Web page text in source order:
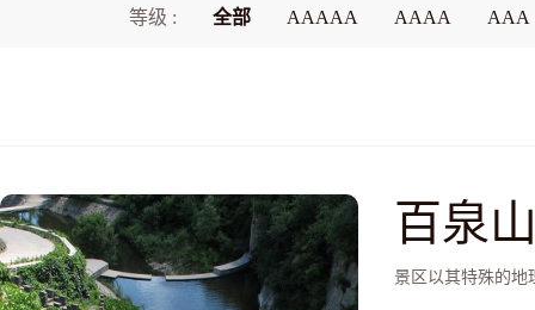
等级 : 全部 AAAAA AAAA AAA
百泉
景区以其特殊的地